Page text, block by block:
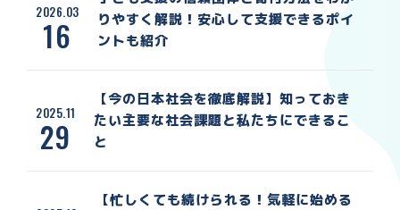
2026.03
16
りやすく解説！安心して支援できるポイ
ントも紹介
2025.11
29
【今の日本社会を徹底解説】知っておき
たい主要な社会課題と私たちにできるこ
と
【忙しくても続けられる！気軽に始める